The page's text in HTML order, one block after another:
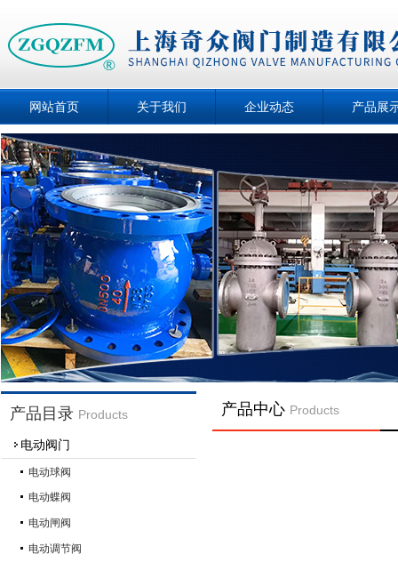
网站首页 关于我们 企业动态 产品展
产品目录 Products
电动阀门
电动球阀
电动蝶阀
电动闸阀
电动调节阀
产品中心 Products